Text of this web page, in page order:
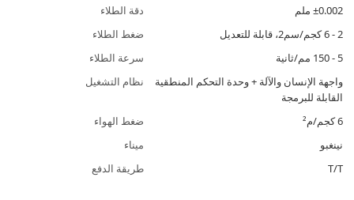
دقة الطلاء
±0.002 ملم
ضغط الطلاء
2 - 6 كجم/سم2، قابلة للتعديل
سرعة الطلاء
5 - 150 مم/ثانية
نظام التشغيل
واجهة الإنسان والآلة + وحدة التحكم المنطقية
القابلة للبرمجة
ضغط الهواء
6 كجم/م²
ميناء
نينغبو
طريقة الدفع
T/T